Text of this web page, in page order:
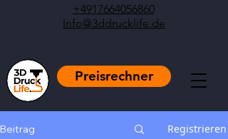
+4917664056860
Info@3ddrucklife.de
Preisrechner
Beitrag Registrieren